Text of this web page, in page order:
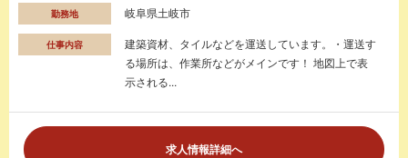
勤務地 岐阜県土岐市
仕事内容
建築資材、タイルなどを運送しています。・運送す
る場所は、作業所などがメインです！ 地図上で表
示される...
求人情報詳細へ